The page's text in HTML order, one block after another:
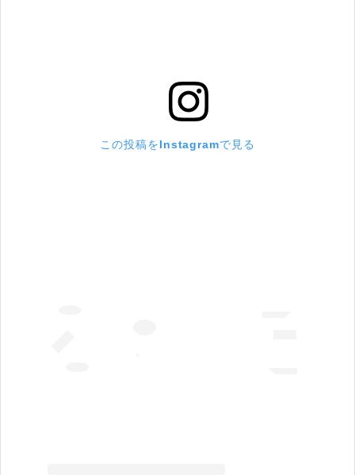
この投稿をInstagramで見る